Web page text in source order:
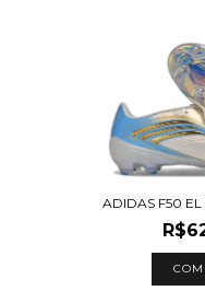
ADIDAS F50